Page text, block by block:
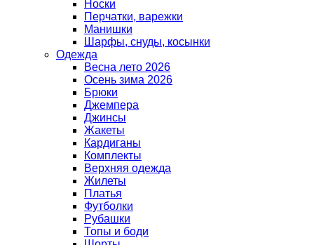
Носки
Перчатки, варежки
Манишки
Шарфы, снуды, косынки
Одежда
Весна лето 2026
Осень зима 2026
Брюки
Джемпера
Джинсы
Жакеты
Кардиганы
Комплекты
Верхняя одежда
Жилеты
Платья
Футболки
Рубашки
Топы и боди